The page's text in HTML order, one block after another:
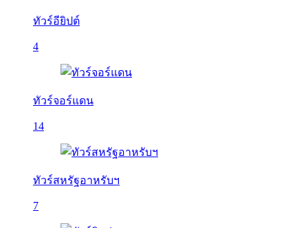
ทัวร์อียิปต์
4
ทัวร์จอร์แดน
14
ทัวร์สหรัฐอาหรับฯ
7